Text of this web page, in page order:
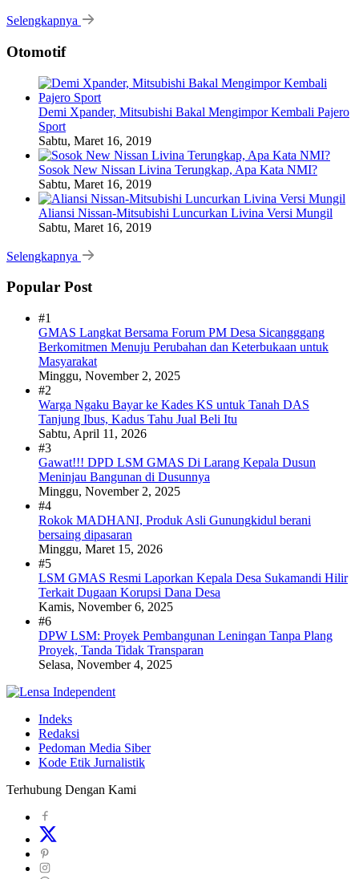
Selengkapnya
Otomotif
Demi Xpander, Mitsubishi Bakal Mengimpor Kembali Pajero
Sport
Sabtu, Maret 16, 2019
Sosok New Nissan Livina Terungkap, Apa Kata NMI?
Sabtu, Maret 16, 2019
Aliansi Nissan-Mitsubishi Luncurkan Livina Versi Mungil
Sabtu, Maret 16, 2019
Selengkapnya
Popular Post
#1
GMAS Langkat Bersama Forum PM Desa Sicangggang
Berkomitmen Menuju Perubahan dan Keterbukaan untuk
Masyarakat
Minggu, November 2, 2025
#2
Warga Ngaku Bayar ke Kades KS untuk Tanah DAS
Tanjung Ibus, Kadus Tahu Jual Beli Itu
Sabtu, April 11, 2026
#3
Gawat!!! DPD LSM GMAS Di Larang Kepala Dusun
Meninjau Bangunan di Dusunnya
Minggu, November 2, 2025
#4
Rokok MADHANI, Produk Asli Gunungkidul berani
bersaing dipasaran
Minggu, Maret 15, 2026
#5
LSM GMAS Resmi Laporkan Kepala Desa Sukamandi Hilir
Terkait Dugaan Korupsi Dana Desa
Kamis, November 6, 2025
#6
DPW LSM: Proyek Pembangunan Leningan Tanpa Plang
Proyek, Tanda Tidak Transparan
Selasa, November 4, 2025
Indeks
Redaksi
Pedoman Media Siber
Kode Etik Jurnalistik
Terhubung Dengan Kami